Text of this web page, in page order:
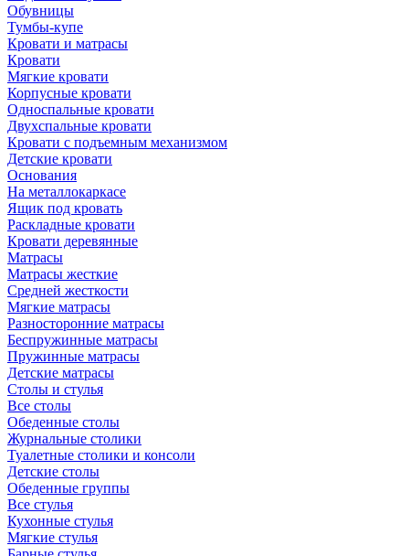
Обувницы
Тумбы-купе
Кровати и матрасы
Кровати
Мягкие кровати
Корпусные кровати
Односпальные кровати
Двухспальные кровати
Кровати с подъемным механизмом
Детские кровати
Основания
На металлокаркасе
Ящик под кровать
Раскладные кровати
Кровати деревянные
Матрасы
Матрасы жесткие
Средней жесткости
Мягкие матрасы
Разносторонние матрасы
Беспружинные матрасы
Пружинные матрасы
Детские матрасы
Столы и стулья
Все столы
Обеденные столы
Журнальные столики
Туалетные столики и консоли
Детские столы
Обеденные группы
Все стулья
Кухонные стулья
Мягкие стулья